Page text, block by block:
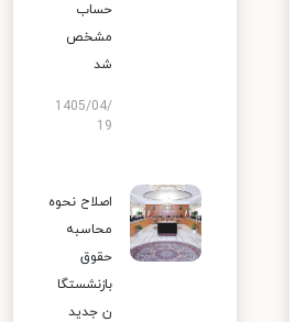
حساب
مشخص
شد
1405/04/
19
اصلاح نحوه
محاسبه
حقوق
بازنشستگا
ن جدید